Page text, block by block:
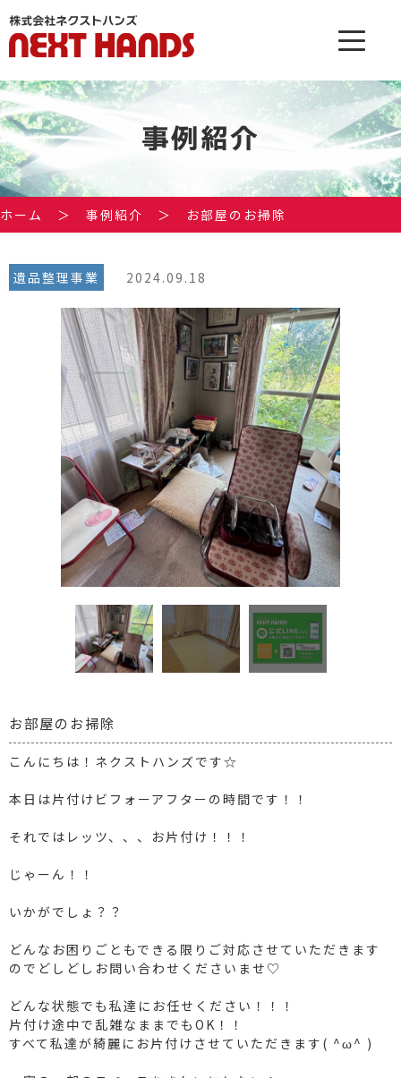
事例紹介
ホーム ＞ 事例紹介 ＞ お部屋のお掃除
遺品整理事業 2024.09.18
お部屋のお掃除
こんにちは！ネクストハンズです☆
本日は片付けビフォーアフターの時間です！！
それではレッツ、、、お片付け！！！
じゃーん！！
いかがでしょ？？
どんなお困りごともできる限りご対応させていただきます
のでどしどしお問い合わせくださいませ♡
どんな状態でも私達にお任せください！！！
片付け途中で乱雑なままでもOK！！
すべて私達が綺麗にお片付けさせていただきます( ^ω^ )